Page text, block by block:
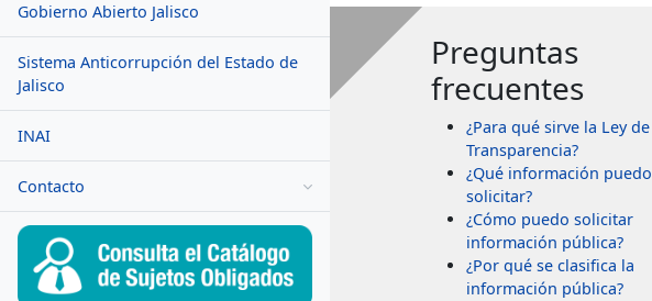
Gobierno Abierto Jalisco
Sistema Anticorrupción del Estado de
Jalisco
INAI
Contacto
Preguntas
frecuentes
¿Para qué sirve la Ley de
Transparencia?
¿Qué información puedo
solicitar?
¿Cómo puedo solicitar
información pública?
¿Por qué se clasifica la
información pública?